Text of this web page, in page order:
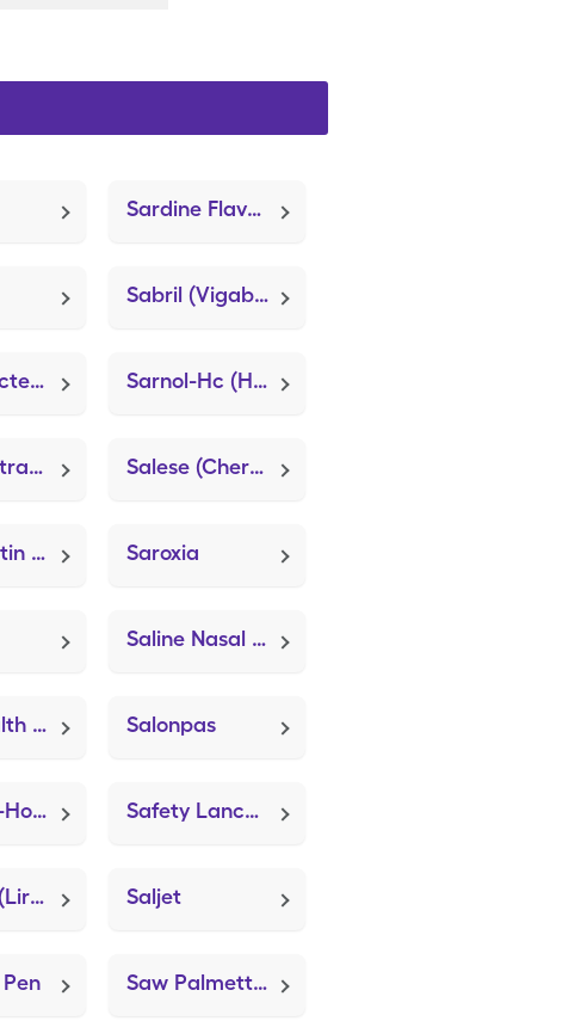
Sardine Flavor (Flavorx)
Sabril (Vigabatrin)
Saline Bacteriostatic Sarnol-Hc (Hydrocortisone)
Savella Titration Pack (Milnacipran HCl) Salese (Cherry Cough Drops)
Sandostatin (Octreotide Acetate) Saroxia
Saline Nasal Spray (Deep Sea Nasal Spray)
Saps Health Alcohol Prep (Alcohol Prep) Salonpas
Salonpas-Hot (Capsaicin) Safety Lancets (Easy Comfort Lancets)
Saxenda (Liraglutide -Weight Management) Saljet
Saw Palmetto (Neuriva)